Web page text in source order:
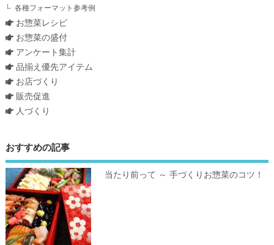
各種フォーマット参考例
お惣菜レシピ
お惣菜の盛付
アンケート集計
品揃え優先アイテム
お店づくり
販売促進
人づくり
おすすめの記事
当たり前って ～ 手づくりお惣菜のコツ！